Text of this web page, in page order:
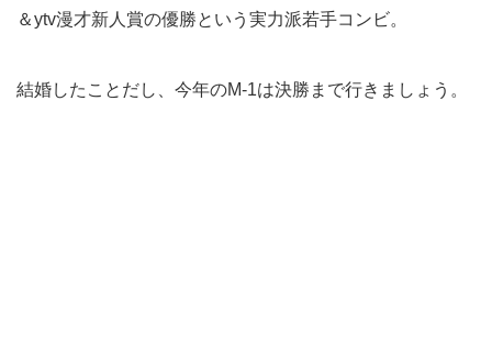
＆ytv漫才新人賞の優勝という実力派若手コンビ。
結婚したことだし、今年のM-1は決勝まで行きましょう。